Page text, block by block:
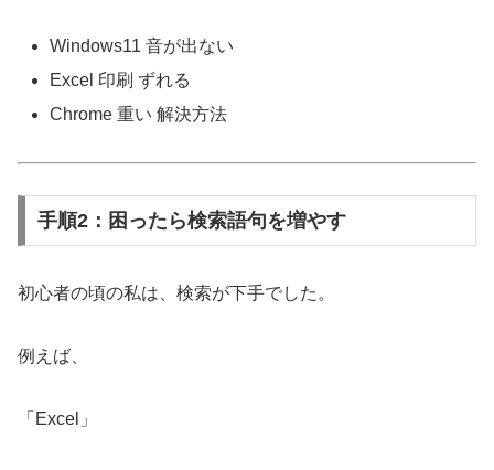
Windows11 音が出ない
Excel 印刷 ずれる
Chrome 重い 解決方法
手順2：困ったら検索語句を増やす
初心者の頃の私は、検索が下手でした。
例えば、
「Excel」